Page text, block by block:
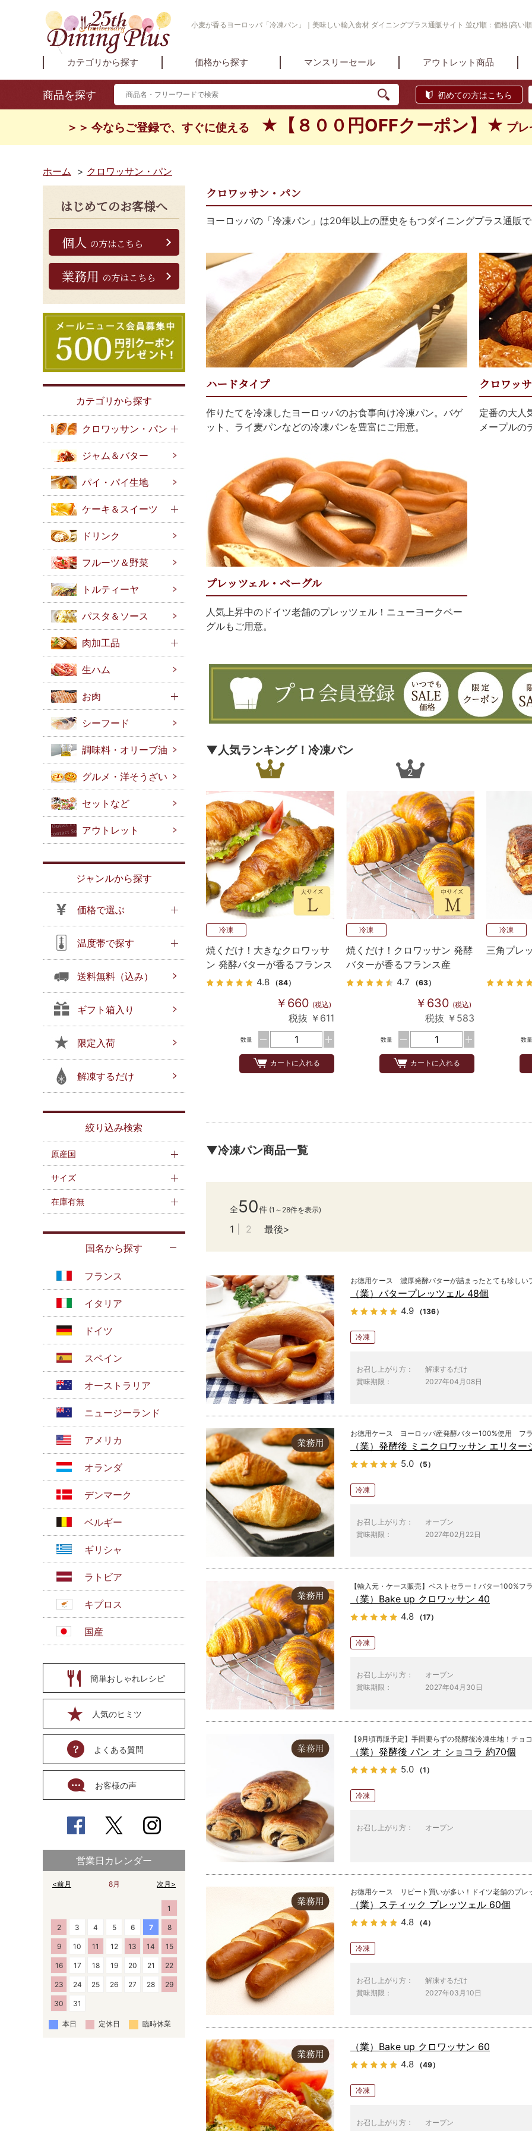
小麦が香るヨーロッパ「冷凍パン」｜美味しい輸入食材 ダイニングプラス通販サイト 並び順：価格(高い
カテゴリから探す 価格から探す マンスリーセール アウトレット商品
商品を探す 初めての方はこちら
＞＞ 今ならご登録で、すぐに使える ★【８００円OFFクーポン】★ プ
ホーム > クロワッサン・パン
はじめてのお客様へ
個人 の方はこちら
業務用 の方はこちら
カテゴリから探す
クロワッサン・パン
ジャム＆バター
パイ・パイ生地
ケーキ＆スイーツ
ドリンク
フルーツ＆野菜
トルティーヤ
パスタ＆ソース
肉加工品
生ハム
お肉
シーフード
調味料・オリーブ油
グルメ・洋そうざい
セットなど
アウトレット
ジャンルから探す
価格で選ぶ
温度帯で探す
送料無料（込み）
ギフト箱入り
限定入荷
解凍するだけ
絞り込み検索
原産国
サイズ
在庫有無
国名から探す
フランス
イタリア
ドイツ
スペイン
オーストラリア
ニュージーランド
アメリカ
オランダ
デンマーク
ベルギー
ギリシャ
ラトビア
キプロス
国産
簡単おしゃれレシピ
人気のヒミツ
よくある質問
お客様の声
営業日カレンダー
8月
<前月 次月>
1
2 3 4 5 6 7 8
9 10 11 12 13 14 15
16 17 18 19 20 21 22
23 24 25 26 27 28 29
30 31
本日 定休日 臨時休業
クロワッサン・パン
ヨーロッパの「冷凍パン」は20年以上の歴史をもつダイニングプラス通販
ハードタイプ
作りたてを冷凍したヨーロッパのお食事向け冷凍パン。バゲ
ット、ライ麦パンなどの冷凍パンを豊富にご用意。
クロワッ
定番の大人
メープルの
プレッツェル・ベーグル
人気上昇中のドイツ老舗のプレッツェル！ニューヨークベー
グルもご用意。
▼人気ランキング！冷凍パン
1
冷凍
焼くだけ！大きなクロワッサ
ン 発酵バターが香るフランス
産 Bake up生地 4個入り
4.8 （84）
￥660 (税込)
税抜 ￥611
数量
カートに入れる
2
冷凍
焼くだけ！クロワッサン 発酵
バターが香るフランス産
Bake up生地 5個入り
4.7 （63）
￥630 (税込)
税抜 ￥583
数量
カートに入れる
冷凍
三角プレ
数量
▼冷凍パン商品一覧
全50件 (1～28件を表示)
1 2 最後
お徳用ケース 濃厚発酵バターが詰まったとても珍しい
（業）バタープレッツェル 48個
4.9 （136）
冷凍
お召し上がり方：
解凍するだけ
賞味期限：
2027年04月08日
お徳用ケース ヨーロッパ産発酵バター100%使用 フ
（業）発酵後 ミニクロワッサン エリタ
5.0 （5）
冷凍
お召し上がり方：
オーブン
賞味期限：
2027年02月22日
【輸入元・ケース販売】ベストセラー！バター100%フ
（業）Bake up クロワッサン 40
4.8 （17）
冷凍
お召し上がり方：
オーブン
賞味期限：
2027年04月30日
【9月頃再販予定】手間要らずの発酵後冷凍生地！チョ
（業）発酵後 パン オ ショコラ 約70個
5.0 （1）
冷凍
お召し上がり方： オーブン
お徳用ケース リピート買いが多い！ドイツ老舗のプレ
（業）スティック プレッツェル 60個
4.8 （4）
冷凍
お召し上がり方：
解凍するだけ
賞味期限：
2027年03月10日
（業）Bake up クロワッサン 60
4.8 （49）
冷凍
お召し上がり方：
オーブン